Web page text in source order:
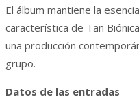
El álbum mantiene la
característica de Tan
una producción
grupo.
Datos de las entradas